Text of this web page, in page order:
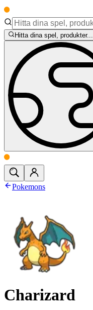
Hitta dina spel, produkter...
Pokemons
Charizard